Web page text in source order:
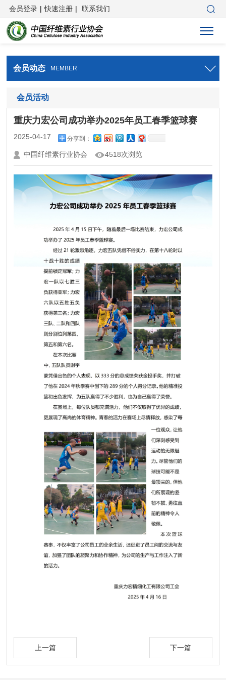
会员登录 | 快速注册 | 联系我们
会员动态 MEMBER
会员活动
重庆力宏公司成功举办2025年员工春季篮球赛
2025-04-17 分享到：
中国纤维素行业协会 4518次浏览
上一篇 下一篇